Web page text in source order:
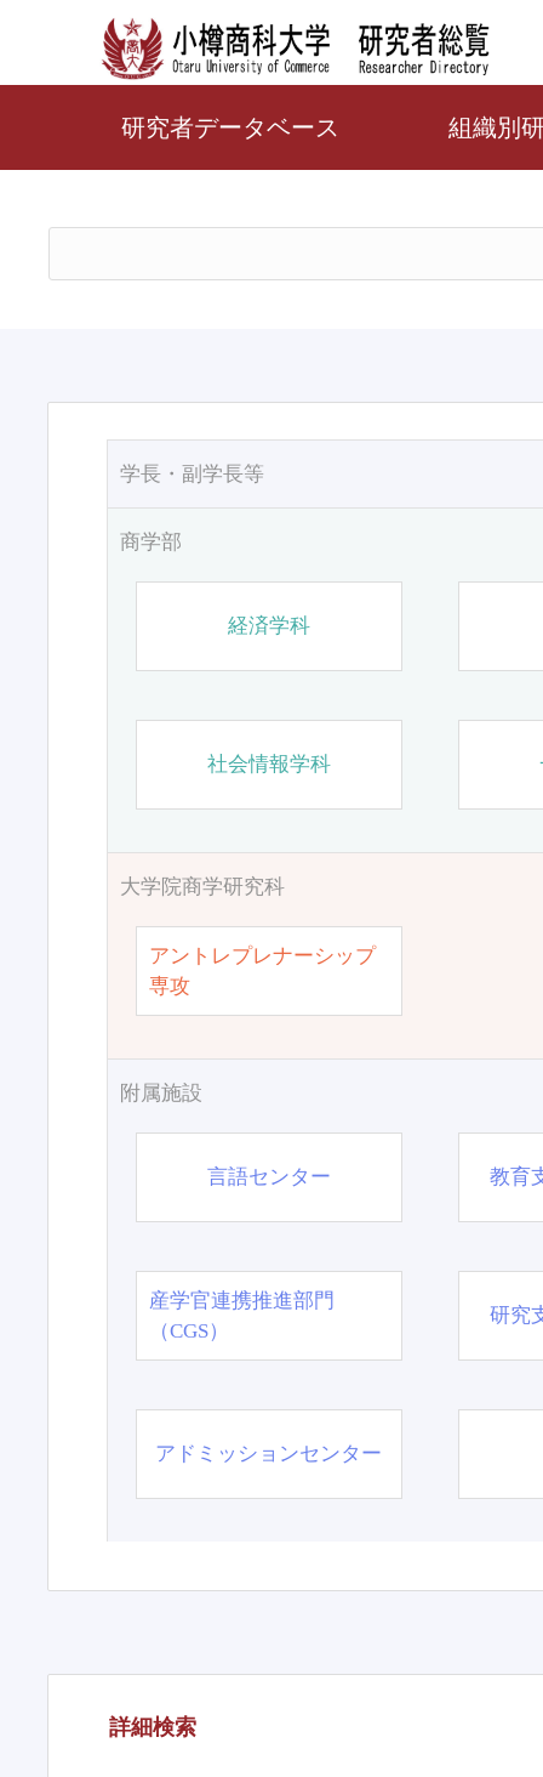
研究者データベース 組織別
学長・副学長等
商学部
経済学科
社会情報学科
大学院商学研究科
アントレプレナーシップ
専攻
附属施設
言語センター 教育
産学官連携推進部門
（CGS）
研究
アドミッションセンター
詳細検索